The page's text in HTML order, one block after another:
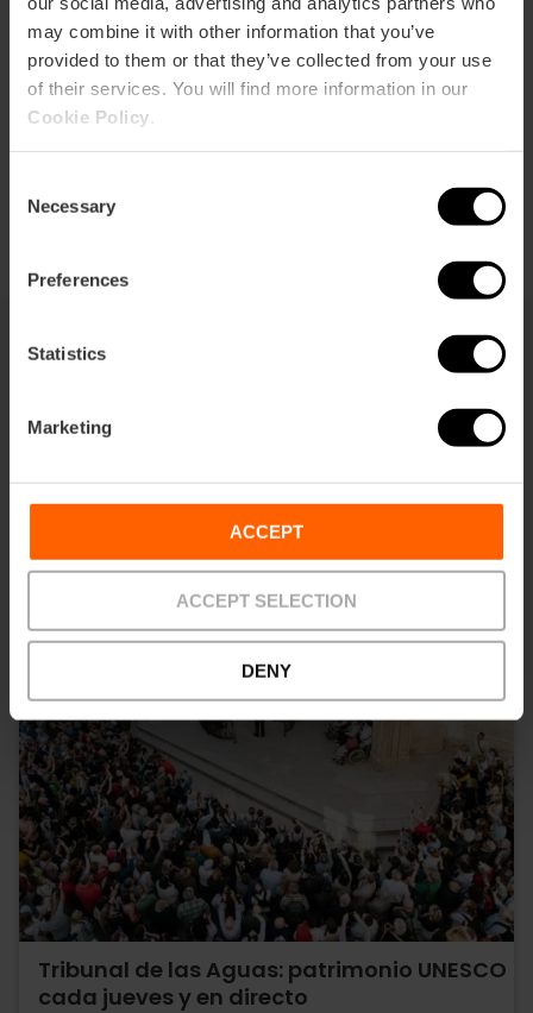
may combine it with other information that you’ve
provided to them or that they’ve collected from your use
of their services. You will find more information in our
Cookie Policy
Selection
Necessary
Preferences
Statistics
Marketing
ACCEPT
ACCEPT SELECTION
DENY
Cómo llegar
Tribunal de las Aguas: patrimonio UNESCO
cada jueves y en directo